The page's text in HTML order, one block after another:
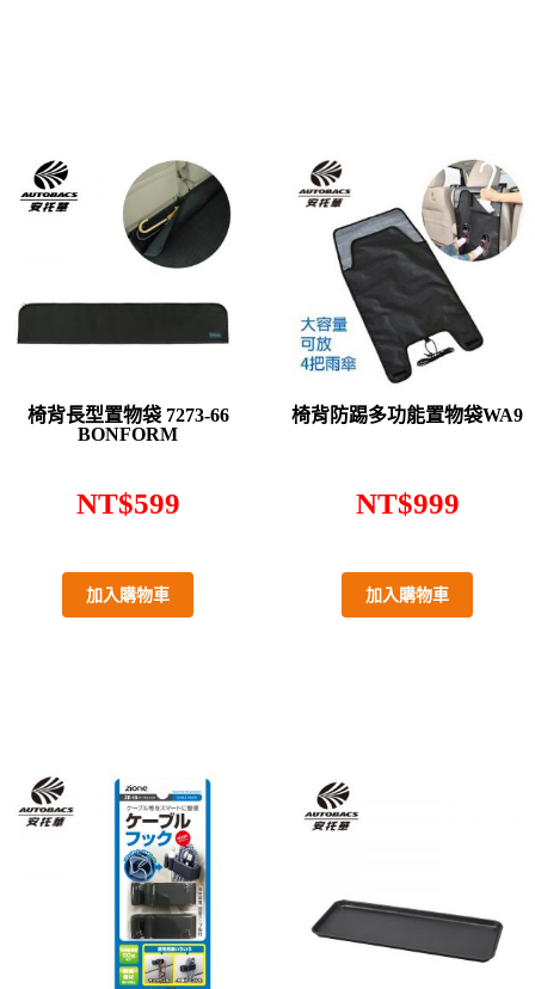
椅背長型置物袋 7273-66
BONFORM
NT$599
加入購物車
椅背防踢多功能置物袋WA9
NT$999
加入購物車